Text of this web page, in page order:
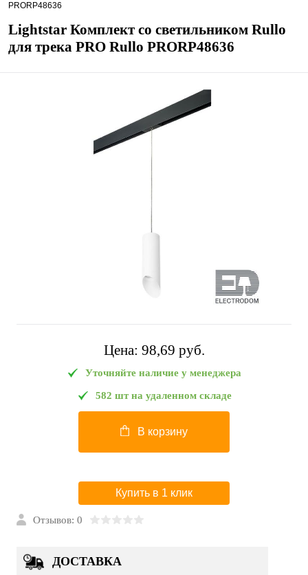
PRORP48636
Lightstar Комплект со светильником Rullo
для трека PRO Rullo PRORP48636
Цена: 98,69 pуб.
Уточняйте наличие у менеджера
582 шт на удаленном складе
В корзину
Купить в 1 клик
Отзывов: 0
ДОСТАВКА